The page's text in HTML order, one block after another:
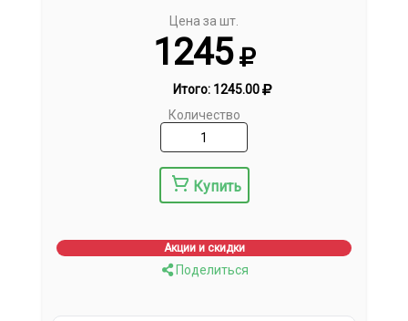
Цена за шт.
1245
Итого: 1245.00
Количество
Купить
Акции и скидки
Поделиться